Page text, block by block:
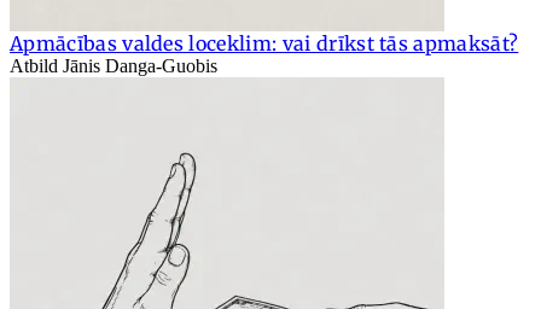
Apmācības valdes loceklim: vai drīkst tās apmaksāt?
Atbild Jānis Danga-Guobis